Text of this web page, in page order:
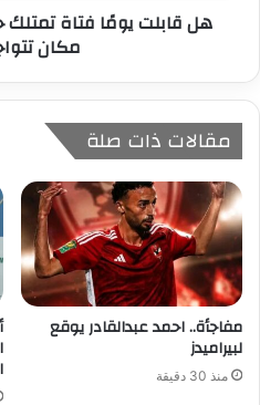
هل قابلت يومًا فتاة
مكان
مقالات ذات صلة
مفاجأة.. احمد عبدالقادر يوقع
لبيراميدز
منذ 30 دقيقة